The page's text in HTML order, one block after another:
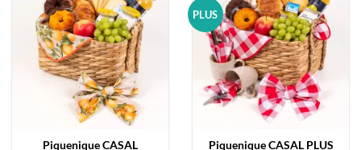
PiqueniqueCASAL
PLUS
PiqueniqueCASAL PLUS